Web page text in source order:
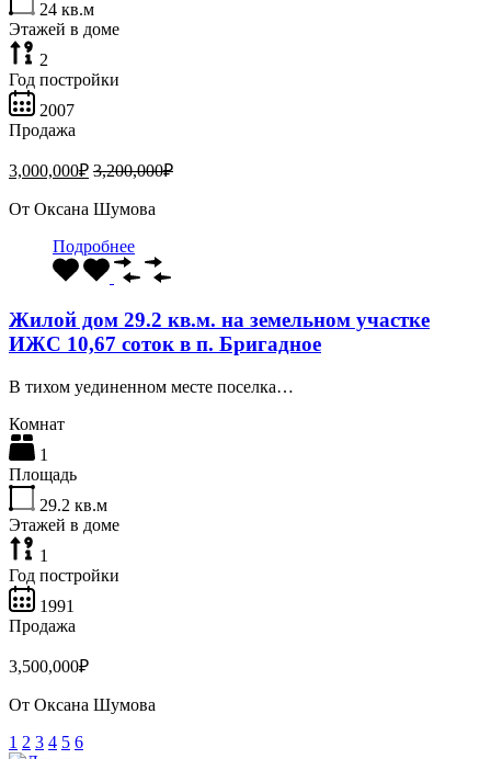
24 кв.м
Этажей в доме
2
Год постройки
2007
Продажа
3,000,000₽ 3,200,000₽
От Оксана Шумова
Подробнее
Жилой дом 29.2 кв.м. на земельном участке
ИЖС 10,67 соток в п. Бригадное
В тихом уединенном месте поселка…
Комнат
1
Площадь
29.2 кв.м
Этажей в доме
1
Год постройки
1991
Продажа
3,500,000₽
От Оксана Шумова
1 2 3 4 5 6